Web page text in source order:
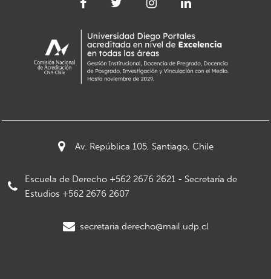
Av. República 105, Santiago, Chile
Escuela de Derecho +562 2676 2621 - Secretaría de
Estudios +562 2676 2607
secretaria.derecho@mail.udp.cl